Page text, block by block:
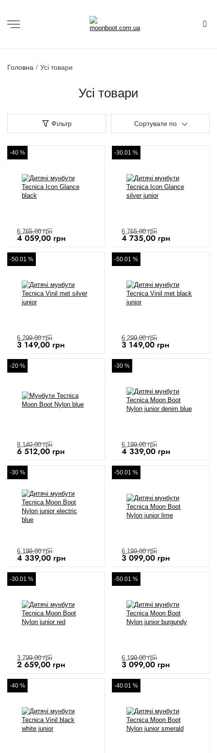
Головна Усі товари
Усі товари
Фільтр Сортувати по
-40 %
6 765,00 грн
4 059,00 грн
-30.01 %
6 765,00 грн
4 735,00 грн
-50.01 %
6 299,00 грн
3 149,00 грн
-50.01 %
6 299,00 грн
3 149,00 грн
-20 %
8 140,00 грн
6 512,00 грн
-30 %
6 199,00 грн
4 339,00 грн
-30 %
6 199,00 грн
4 339,00 грн
-50.01 %
6 199,00 грн
3 099,00 грн
-30.01 %
3 799,00 грн
2 659,00 грн
-50.01 %
6 199,00 грн
3 099,00 грн
-40 % -40.01 %